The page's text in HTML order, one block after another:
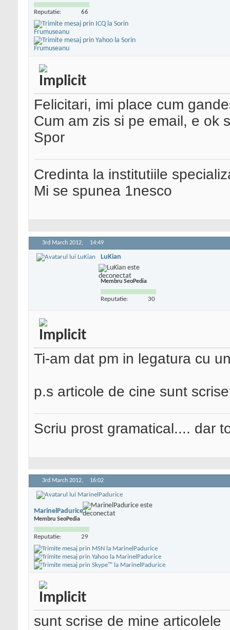
Reputatie: 66
Felicitari, imi place cum
Cum am zis si pe email, e ok
Spor
Credinta la institutiile
Mi se spunea 1nesco
3rd March 2012, 14:49
LuKian
Membru SeoPedia
Reputatie: 30
Ti-am dat pm in legatura cu
p.s articole de cine sunt
Scriu prost gramatical.... dar
3rd March 2012, 16:02
MarinelPadurice
Membru SeoPedia
Reputatie: 29
sunt scrise de mine articolele